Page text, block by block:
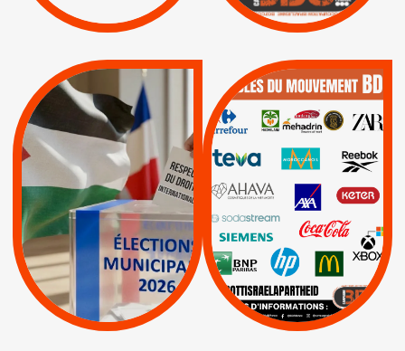
| Pétitions
MUNICIPALES 2026 :
JE VOTE POUR LE
RESPECT DU DROIT
INTERNATIONAL EN
PALESTINE
APPELS | Actus |
Espaces Sans
Apartheid
| Lettres d'interpellation
QUE BOYCOTTER ?
BOYCOTT /
AXA BNP | CAF |
Carrefour | HP |
Keter |
Livres et brochures |
Mehadrin | PUMA
Sodastream |
Visuels, tracts,
affiches,...